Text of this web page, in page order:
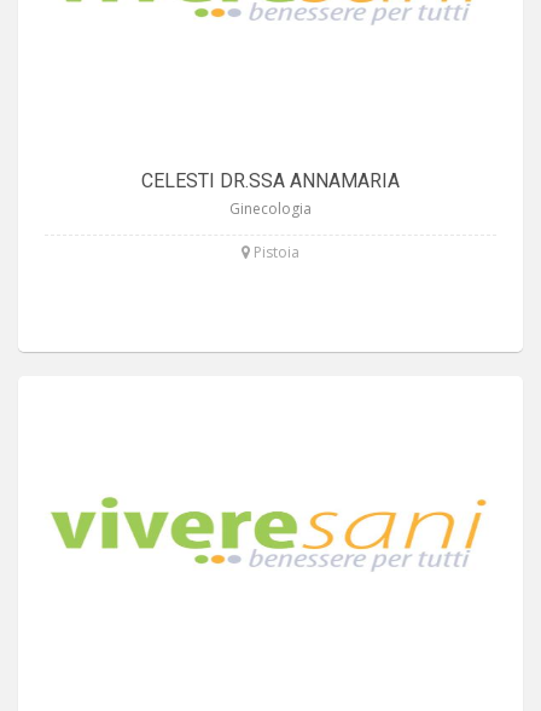
CELESTI DR.SSA ANNAMARIA
Ginecologia
Pistoia